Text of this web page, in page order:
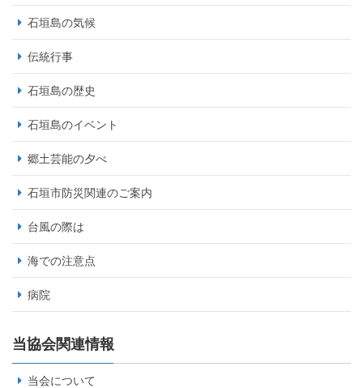
石垣島の気候
伝統行事
石垣島の歴史
石垣島のイベント
郷土芸能の夕べ
石垣市防災関連のご案内
台風の際は
海での注意点
病院
当協会関連情報
当会について